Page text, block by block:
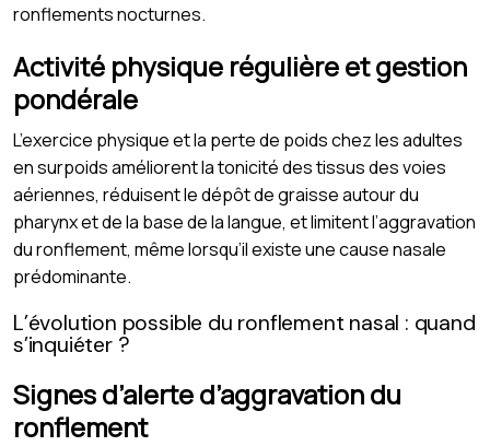
ronflements nocturnes.
Activité physique régulière et gestion
pondérale
L’exercice physique et la perte de poids chez les adultes
en surpoids améliorent la tonicité des tissus des voies
aériennes, réduisent le dépôt de graisse autour du
pharynx et de la base de la langue, et limitent l’aggravation
du ronflement, même lorsqu’il existe une cause nasale
prédominante.
L’évolution possible du ronflement nasal : quand
s’inquiéter ?
Signes d’alerte d’aggravation du
ronflement